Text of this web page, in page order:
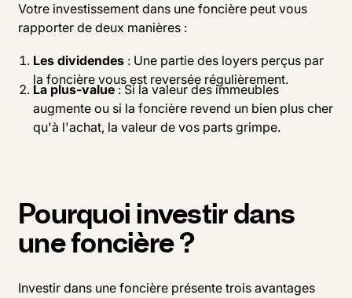
Votre investissement dans une foncière peut vous
rapporter de deux manières :
Les dividendes : Une partie des loyers perçus par
la foncière vous est reversée régulièrement.
La plus-value: Si la valeur des immeubles
augmente ou si la foncière revend un bien plus cher
qu'à l'achat, la valeur de vos parts grimpe.
Pourquoi investir dans
une foncière ?
Investir dans une foncière présente trois avantages